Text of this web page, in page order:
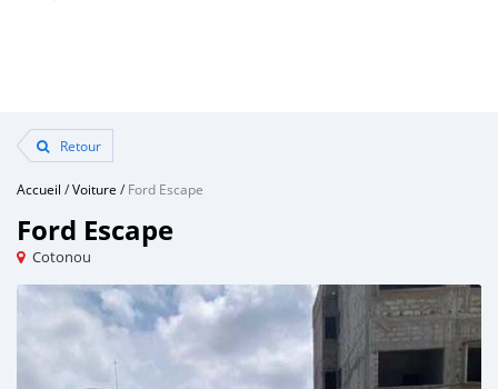
Retour
Accueil /Voiture /Ford Escape
Ford Escape
Cotonou